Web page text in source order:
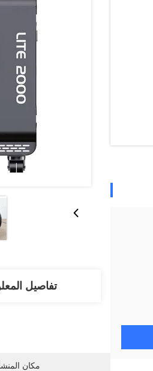
تفاصيل
مكان